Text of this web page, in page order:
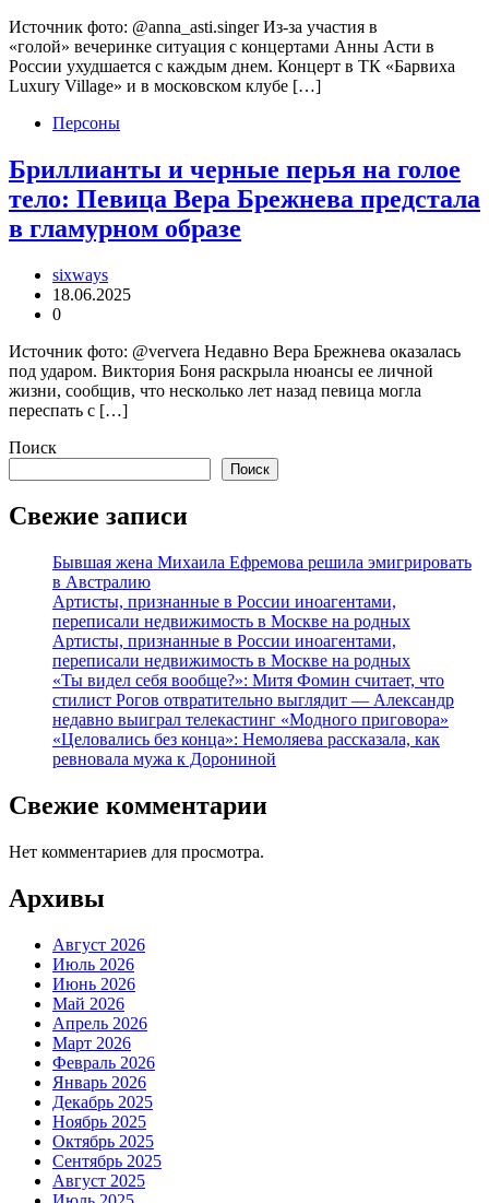
Источник фото: @anna_asti.singer Из-за участия в
«голой» вечеринке ситуация с концертами Анны Асти в
России ухудшается с каждым днем. Концерт в ТК «Барвиха
Luxury Village» и в московском клубе […]
Персоны
Бриллианты и черные перья на голое
тело: Певица Вера Брежнева предстала
в гламурном образе
sixways
18.06.2025
0
Источник фото: @ververa Недавно Вера Брежнева оказалась
под ударом. Виктория Боня раскрыла нюансы ее личной
жизни, сообщив, что несколько лет назад певица могла
переспать с […]
Поиск
Поиск
Свежие записи
Бывшая жена Михаила Ефремова решила эмигрировать
в Австралию
Артисты, признанные в России иноагентами,
переписали недвижимость в Москве на родных
Артисты, признанные в России иноагентами,
переписали недвижимость в Москве на родных
«Ты видел себя вообще?»: Митя Фомин считает, что
стилист Рогов отвратительно выглядит — Александр
недавно выиграл телекастинг «Модного приговора»
«Целовались без конца»: Немоляева рассказала, как
ревновала мужа к Дорониной
Свежие комментарии
Нет комментариев для просмотра.
Архивы
Август 2026
Июль 2026
Июнь 2026
Май 2026
Апрель 2026
Март 2026
Февраль 2026
Январь 2026
Декабрь 2025
Ноябрь 2025
Октябрь 2025
Сентябрь 2025
Август 2025